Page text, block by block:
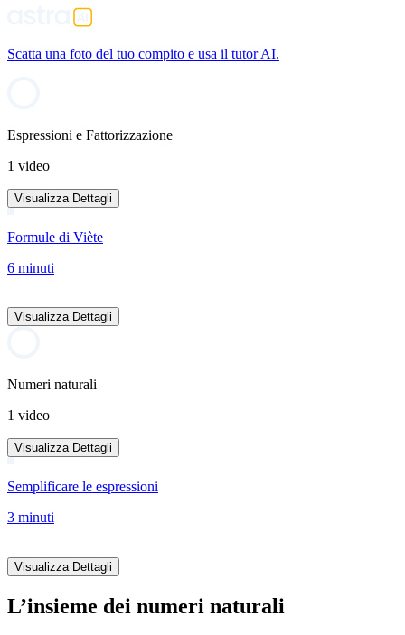
Scatta una foto del tuo compito e usa il tutor AI.
Espressioni e Fattorizzazione
1 video
Visualizza Dettagli
Formule di Viète
6 minuti
Visualizza Dettagli
Numeri naturali
1 video
Visualizza Dettagli
Semplificare le espressioni
3 minuti
Visualizza Dettagli
L’insieme dei numeri naturali